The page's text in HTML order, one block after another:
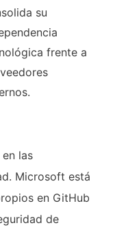
su
frente a
las
Microsoft está
en GitHub
de